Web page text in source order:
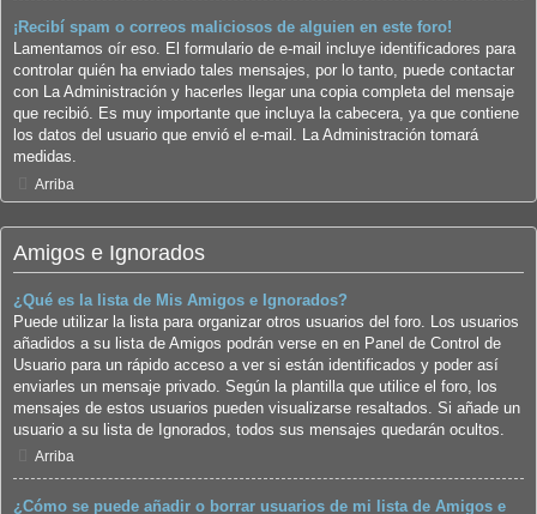
¡Recibí spam o correos maliciosos de alguien en este foro!
Lamentamos oír eso. El formulario de e-mail incluye identificadores para
controlar quién ha enviado tales mensajes, por lo tanto, puede contactar
con La Administración y hacerles llegar una copia completa del mensaje
que recibió. Es muy importante que incluya la cabecera, ya que contiene
los datos del usuario que envió el e-mail. La Administración tomará
medidas.
Arriba
Amigos e Ignorados
¿Qué es la lista de Mis Amigos e Ignorados?
Puede utilizar la lista para organizar otros usuarios del foro. Los usuarios
añadidos a su lista de Amigos podrán verse en en Panel de Control de
Usuario para un rápido acceso a ver si están identificados y poder así
enviarles un mensaje privado. Según la plantilla que utilice el foro, los
mensajes de estos usuarios pueden visualizarse resaltados. Si añade un
usuario a su lista de Ignorados, todos sus mensajes quedarán ocultos.
Arriba
¿Cómo se puede añadir o borrar usuarios de mi lista de Amigos e